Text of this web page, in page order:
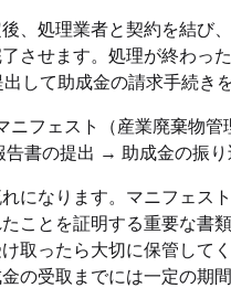
、処理業者と契約を結び
させます。処理が終わった
出して助成金の請求手続き
ニフェスト（産業廃棄物管
書の提出 → 助成金の振り
になります。マニフェス
ことを証明する重要な書
取ったら大切に保管して
の受取までには一定の期